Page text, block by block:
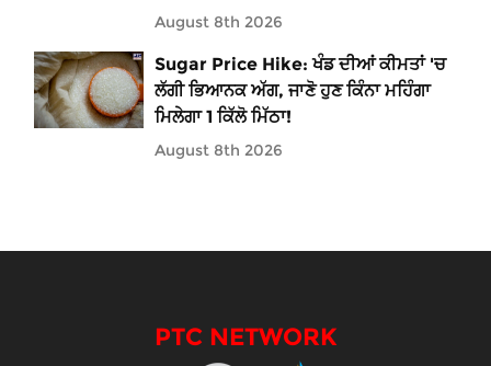
August 8th 2026
Sugar Price Hike: ਖੰਡ ਦੀਆਂ ਕੀਮਤਾਂ 'ਚ
ਲੱਗੀ ਭਿਆਨਕ ਅੱਗ, ਜਾਣੋ ਹੁਣ ਕਿੰਨਾ ਮਹਿੰਗਾ
ਮਿਲੇਗਾ 1 ਕਿੱਲੋ ਮਿੱਠਾ!
August 8th 2026
PTC NETWORK